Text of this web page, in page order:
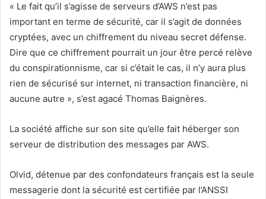
« Le fait qu’il s’agisse de serveurs d’AWS n’est pas
important en terme de sécurité, car il s’agit de données
cryptées, avec un chiffrement du niveau secret défense.
Dire que ce chiffrement pourrait un jour être percé relève
du conspirationnisme, car si c’était le cas, il n’y aura plus
rien de sécurisé sur internet, ni transaction financière, ni
aucune autre », s’est agacé Thomas Baignères.
La société affiche sur son site qu’elle fait héberger son
serveur de distribution des messages par AWS.
Olvid, détenue par des confondateurs français est la seule
messagerie dont la sécurité est certifiée par l’ANSSI